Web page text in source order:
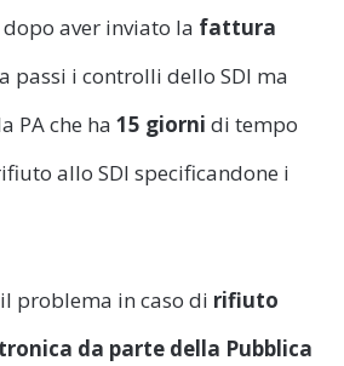
aver inviato la fattura
passi i controlli dello SDI ma
PA che ha 15 giorni di tempo
allo SDI specificandone i
problema in caso di rifiuto
da parte della Pubblica